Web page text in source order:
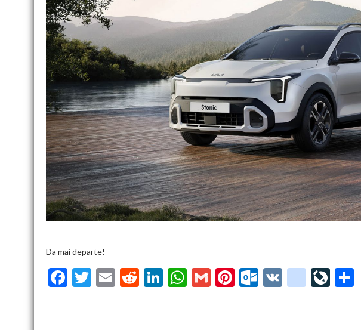
Da mai departe!
F
T
E
R
Li W G
Pi O V
g
Li